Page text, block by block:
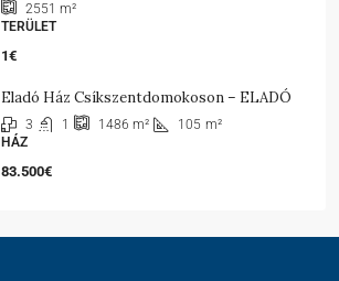
2551 m²
TERÜLET
1€
Eladó Ház Csíkszentdomokoson – ELADÓ
3 1 1486 m² 105 m²
HÁZ
83.500€